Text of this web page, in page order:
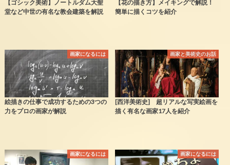
【ゴシック美術】ノートルダム大聖
堂など中世の有名な教会建築を解説
【花の描き方】メイキングで解説！
簡単に描くコツを紹介
画家になるには
絵描きの仕事で成功するための3つの
力をプロの画家が解説
画家と美術史のお話
[西洋美術史] 超リアルな写実絵画を
描く有名な画家17人を紹介
画家になるには 画家になるには